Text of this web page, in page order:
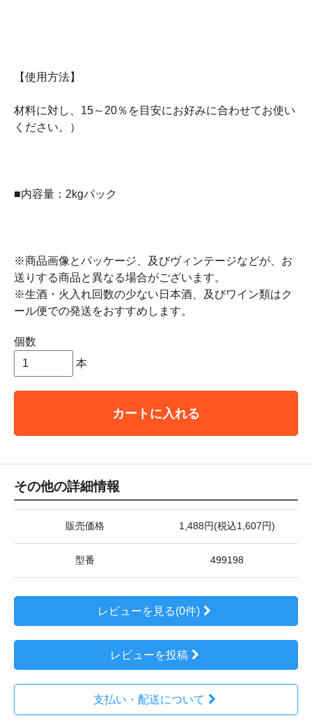
【使用方法】
材料に対し、15～20％を目安にお好みに合わせてお使い
ください。）
■内容量：2kgパック
※商品画像とパッケージ、及びヴィンテージなどが、お
送りする商品と異なる場合がございます。
※生酒・火入れ回数の少ない日本酒、及びワイン類はク
ール便での発送をおすすめします。
個数
本
カートに入れる
その他の詳細情報
販売価格 1,488円(税込1,607円)
型番 499198
レビューを見る(0件)
レビューを投稿
支払い・配送について